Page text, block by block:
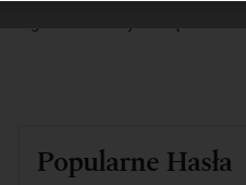
Popularne Hasła